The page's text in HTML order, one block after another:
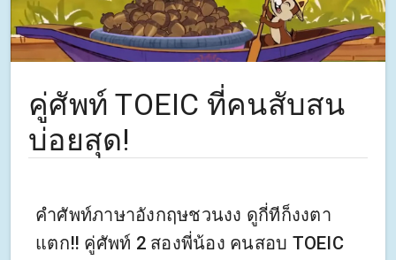
คู่ศัพท์ TOEIC ที่คนสับสน
บ่อยสุด!
คำศัพท์ภาษาอังกฤษชวนงง ดูกี่ทีก็งงตา
แตก‼️ คู่ศัพท์ 2 สองพี่น้อง คนสอบ TOEIC